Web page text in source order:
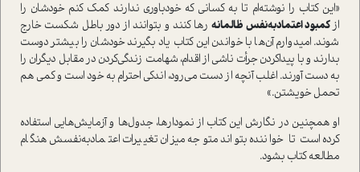
«این کتاب را نوشته‌ام تا به کسانی که خودباوری ندارند کمک کنم خودشان را
ازکمبود اعتمادبه‌نفس ظالمانهرها کنند و بتوانند از دور باطل شکست خارج
شوند. امیدوارم آن‌ها با خواندن این کتاب یاد بگیرند خودشان را بیشتر دوست
بدارند و با پیدا‌کردن جرأت ناشی از اقدام، شهامت زندگی‌کردن در مقابل دیگران را
به دست آورند. اغلب آنچه از دست می‌رود، اندکی احترام به خود است و کمی هم
تحمل خویشتن.»
او همچنین در نگارش این کتاب از نمودارها، جدول‌ها و آزمایش‌هایی استفاده
کرده است تا خواننده بتواند متوجه میزان تغییرات اعتمادبه‌نفسش هنگام
مطالعه‌ کتاب بشود.